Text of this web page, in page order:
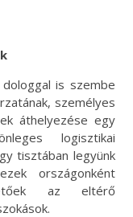
is szembe
személyes
áthelyezése egy
logisztikai
tisztában legyünk
országonként
az eltérő